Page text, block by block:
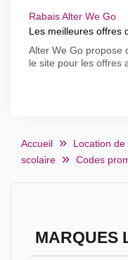
Rabais Alter We Go
Les meilleures offres
Alter We Go propose
le site pour les offres
Accueil Location de
scolaire
Codes
MARQUES